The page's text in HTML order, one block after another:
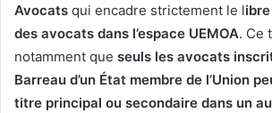
Avocats qui encadre strictement le l
des avocats dans l’espace UEMOA. Ce
notamment que seuls les avocats
Barreau d’un État membre de l’Union
titre principal ou secondaire dans un